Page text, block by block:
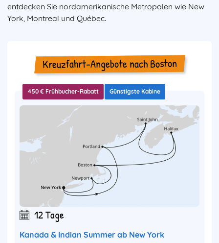
entdecken Sie nordamerikanische Metropolen wie New
York, Montreal und Québec.
Kreuzfahrt-Angebote nach Boston
450 € Frühbucher-Rabatt Günstigste Kabine
12 Tage
Kanada & Indian Summer ab New York